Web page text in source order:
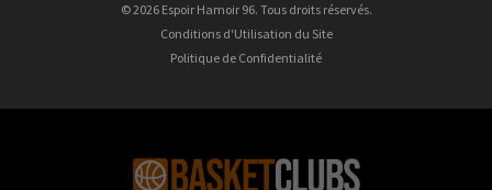
© 2026 Espoir Hamoir 96. Tous droits réservés.
Conditions d'Utilisation du Site
Politique de Confidentialité